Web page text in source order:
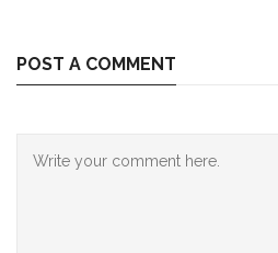
POST A COMMENT